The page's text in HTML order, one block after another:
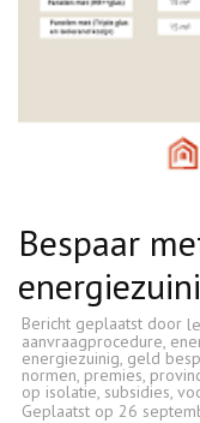
Bespaar
Bericht geplaatst door
aanvraagprocedure,
energiezuinig, geld
normen, premies,
op isolatie, subsidies,
Geplaatst op 26